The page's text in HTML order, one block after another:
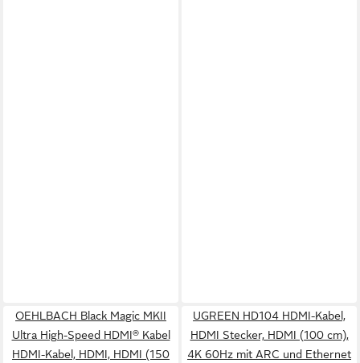
OEHLBACH Black Magic MKII
Ultra High-Speed HDMI® Kabel
HDMI-Kabel, HDMI, HDMI (150
UGREEN HD104 HDMI-Kabel,
HDMI Stecker, HDMI (100 cm),
4K 60Hz mit ARC und Ethernet